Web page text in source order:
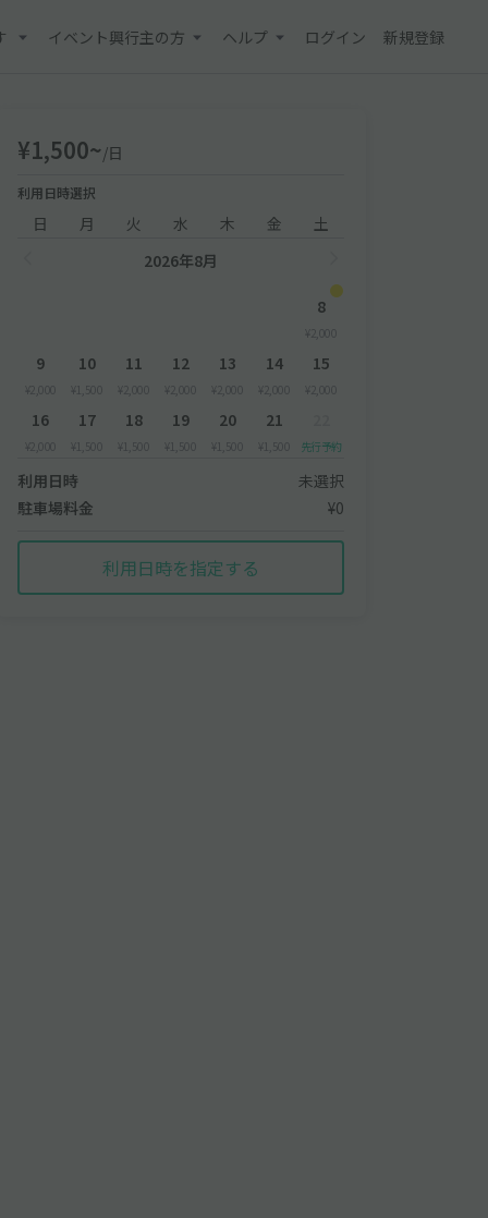
イベント興行主の方 ヘルプ ログイン 新規登録
¥1,500~/日
利用日時選択
日 月 火 水 木 金
土
2026年8月
8
¥2,000
9
¥2,000
10
¥1,500
11
¥2,000
12
¥2,000
13
¥2,000
14
¥2,000
15
¥2,000
16
¥2,000
17
¥1,500
18
¥1,500
19
¥1,500
20
¥1,500
21
¥1,500 先行予約
利用日時
未選択
駐車場料金
¥0
利用日時を指定する